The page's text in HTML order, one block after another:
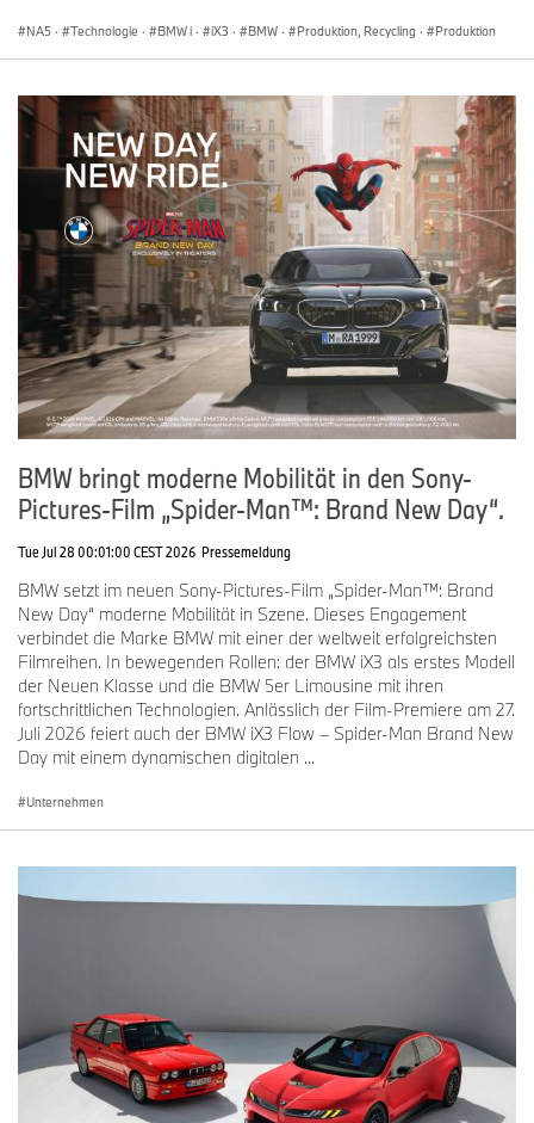
NA5 · Technologie · BMW i · iX3 · BMW · Produktion, Recycling · Produktion
BMW bringt moderne Mobilität in den Sony-
Pictures-Film „Spider-Man™: Brand New Day“.
Tue Jul 28 00:01:00 CEST 2026 Pressemeldung
BMW setzt im neuen Sony-Pictures-Film „Spider-Man™: Brand
New Day“ moderne Mobilität in Szene. Dieses Engagement
verbindet die Marke BMW mit einer der weltweit erfolgreichsten
Filmreihen. In bewegenden Rollen: der BMW iX3 als erstes Modell
der Neuen Klasse und die BMW 5er Limousine mit ihren
fortschrittlichen Technologien. Anlässlich der Film-Premiere am 27.
Juli 2026 feiert auch der BMW iX3 Flow – Spider-Man Brand New
Day mit einem dynamischen digitalen ...
Unternehmen